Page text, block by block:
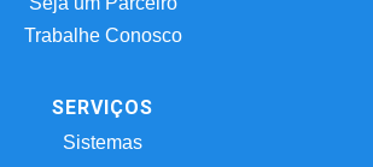
Trabalhe Conosco
SERVIÇOS
Sistemas